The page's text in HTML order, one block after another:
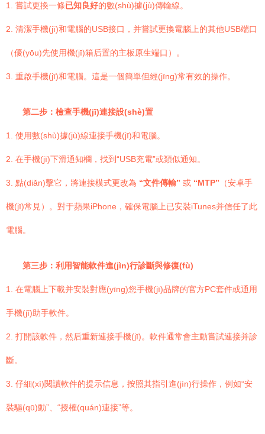
1. 嘗試更換一條已知良好的數(shù)據(jù)傳輸線。
2. 清潔手機(jī)和電腦的USB接口，并嘗試更換電腦上的其他USB端口
（優(yōu)先使用機(jī)箱后置的主板原生端口）。
3. 重啟手機(jī)和電腦。這是一個簡單但經(jīng)常有效的操作。
第二步：檢查手機(jī)連接設(shè)置
1. 使用數(shù)據(jù)線連接手機(jī)和電腦。
2. 在手機(jī)下滑通知欄，找到“USB充電”或類似通知。
3. 點(diǎn)擊它，將連接模式更改為 “文件傳輸” 或 “MTP” （安卓手
機(jī)常見）。對于蘋果iPhone，確保電腦上已安裝iTunes并信任了此
電腦。
第三步：利用智能軟件進(jìn)行診斷與修復(fù)
1. 在電腦上下載并安裝對應(yīng)您手機(jī)品牌的官方PC套件或通用
手機(jī)助手軟件。
2. 打開該軟件，然后重新連接手機(jī)。軟件通常會主動嘗試連接并診
斷。
3. 仔細(xì)閱讀軟件的提示信息，按照其指引進(jìn)行操作，例如“安
裝驅(qū)動”、“授權(quán)連接”等。